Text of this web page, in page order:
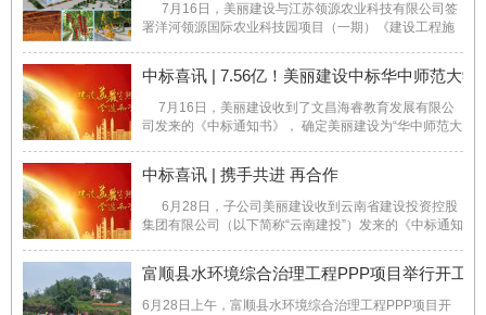
7月16日，美丽建设与江苏领源农业科技有限公司签
署洋河领源国际农业科技园项目（一期）《建设工程施
省宿迁市，项目总面积约600亩，总投资约15亿元，一
期总投资约5亿元。主要包 ...
中标喜讯 | 7.56亿！美丽建设中标华中师范大
7月16日，美丽建设收到了文昌海睿教育发展有限公
司发来的《中标通知书》， 确定美丽建设为“华中师范大
为7.56亿元。 华中师范大学（海南）附属高级中学项
目位于海南省文昌市，项 ...
中标喜讯 | 携手共进 再合作
6月28日，子公司美丽建设收到云南省建设投资控股
集团有限公司（以下简称“云南建投”）发来的《中标通知
K116+560~K196+745 段土建第八工区工程专业分包”的
中标单位，中标金额约为2.9亿元，建设期4年。& ...
富顺县水环境综合治理工程PPP项目举行开工
6月28日上午，富顺县水环境综合治理工程PPP项目开